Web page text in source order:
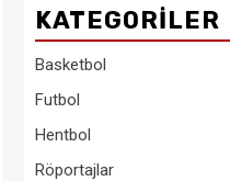
KATEGORILER
Basketbol
Futbol
Hentbol
Röportajlar